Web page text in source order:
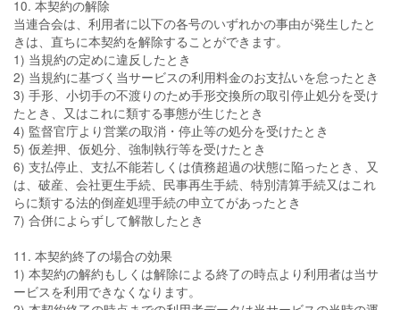
10. 本契約の解除
当連合会は、利用者に以下の各号のいずれかの事由が発生したと
きは、直ちに本契約を解除することができます。
1) 当規約の定めに違反したとき
2) 当規約に基づく当サービスの利用料金のお支払いを怠ったとき
3) 手形、小切手の不渡りのため手形交換所の取引停止処分を受け
たとき、又はこれに類する事態が生じたとき
4) 監督官庁より営業の取消・停止等の処分を受けたとき
5) 仮差押、仮処分、強制執行等を受けたとき
6) 支払停止、支払不能若しくは債務超過の状態に陥ったとき、又
は、破産、会社更生手続、民事再生手続、特別清算手続又はこれ
らに類する法的倒産処理手続の申立てがあったとき
7) 合併によらずして解散したとき
11. 本契約終了の場合の効果
1) 本契約の解約もしくは解除による終了の時点より利用者は当サ
ービスを利用できなくなります。